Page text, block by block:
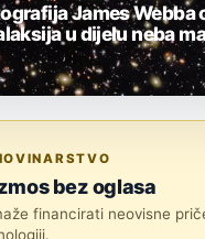
James Webba
u dijelu neba
bez oglasa
financirati neovisne